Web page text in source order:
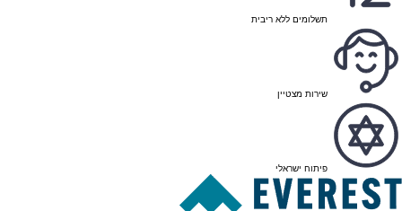
תשלומים ללא ריבית
שירות מצטיין
פיתוח ישראלי